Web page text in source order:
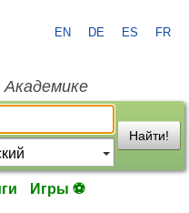
EN DE ES FR
Академике
Найти!
Игры ⚽